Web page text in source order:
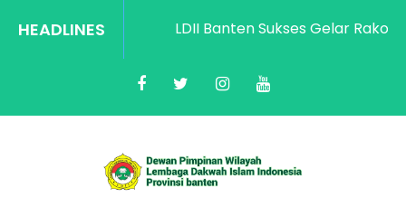
HEADLINES LDII Banten Sukses Gelar